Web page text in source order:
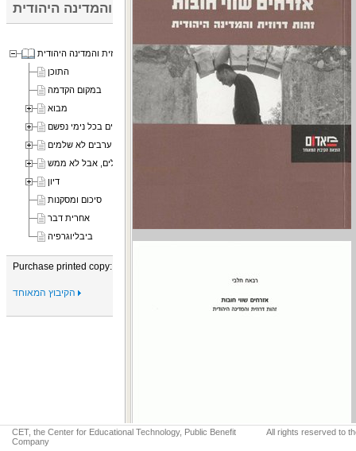
אזרחים שווי חובות : זהות דרוזית והמדינה היהודית
אזרחים שווי חובות: זהות דרוזית והמדינה היהודית
התוכן
במקום הקדמה
מבוא
דרוזים בכל נימי נפשם
ערבים לא שלמים
ישראלים, אבל לא ממש
דיון
סיכום ומסקנות
אחרית דבר
ביבליוגרפיה
Purchase printed copy:
CET, the Center for Educational Technology, Public Benefit
Company
All rights reserved to